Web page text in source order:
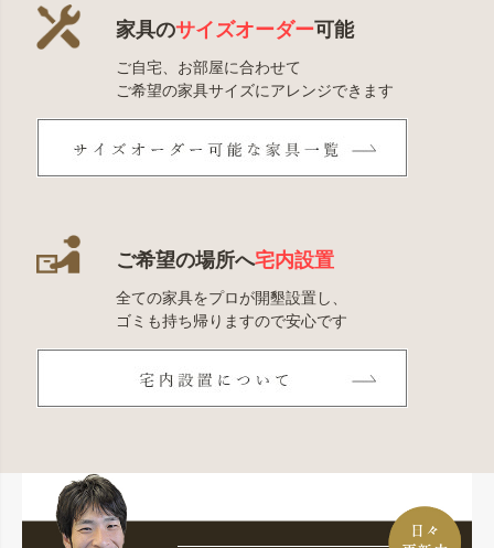
家具のサイズオーダー可能
ご自宅、お部屋に合わせて
ご希望の家具サイズにアレンジできます
ご希望の場所へ宅内設置
全ての家具をプロが開墾設置し、
ゴミも持ち帰りますので安心です